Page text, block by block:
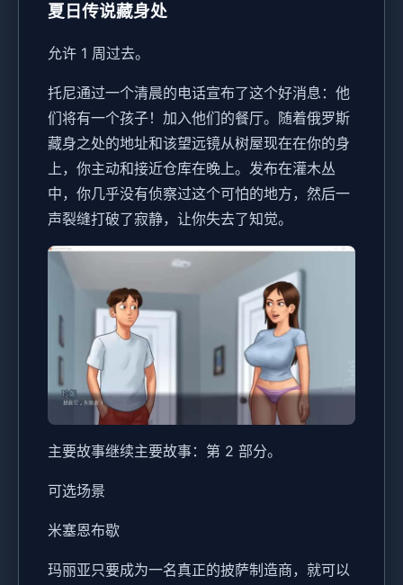
夏日传说藏身处
允许 1 周过去。
托尼通过一个清晨的电话宣布了这个好消息：他
们将有一个孩子！加入他们的餐厅。随着俄罗斯
藏身之处的地址和该望远镜从树屋现在在你的身
上，你主动和接近仓库在晚上。发布在灌木丛
中，你几乎没有侦察过这个可怕的地方，然后一
声裂缝打破了寂静，让你失去了知觉。
主要故事继续主要故事：第 2 部分。
可选场景
米塞恩布歇
玛丽亚只要成为一名真正的披萨制造商，就可以